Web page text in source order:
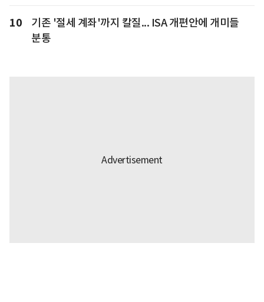
10
기존 '절세 계좌'까지 칼질... ISA 개편안에 개미들
분통